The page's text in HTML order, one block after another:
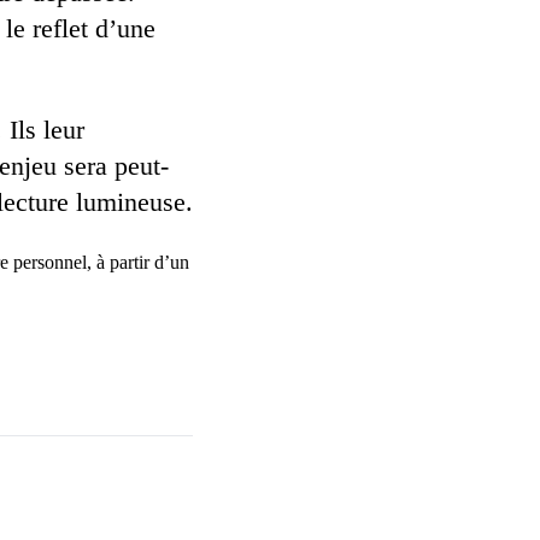
reflet d’une
Ils leur
sera peut-
lumineuse.
personnel, à partir d’un